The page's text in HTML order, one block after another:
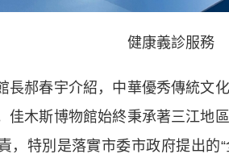
健康義診服務
郝春宇介紹，中華優秀傳統文
佳木斯博物館始終秉承著三江地
，特別是落實市委市政府提出的